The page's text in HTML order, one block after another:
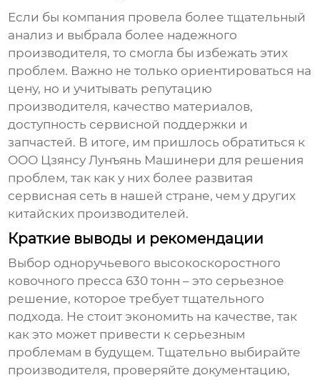
Если бы компания провела более тщательный
анализ и выбрала более надежного
производителя, то смогла бы избежать этих
проблем. Важно не только ориентироваться на
цену, но и учитывать репутацию
производителя, качество материалов,
доступность сервисной поддержки и
запчастей. В итоге, им пришлось обратиться к
ООО Цзянсу Лунъянь Машинери для решения
проблем, так как у них более развитая
сервисная сеть в нашей стране, чем у других
китайских производителей.
Краткие выводы и рекомендации
Выбор одноручьевого высокоскоростного
ковочного пресса 630 тонн – это серьезное
решение, которое требует тщательного
подхода. Не стоит экономить на качестве, так
как это может привести к серьезным
проблемам в будущем. Тщательно выбирайте
производителя, проверяйте документацию,